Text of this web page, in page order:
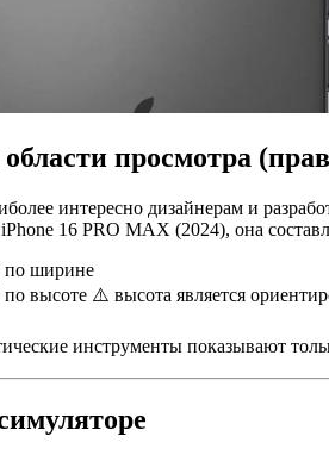
просмотра
интересно дизайнерам и
16 PRO MAX (2024), она
по ширине
по высоте ⚠️ высота является
инструменты показывают